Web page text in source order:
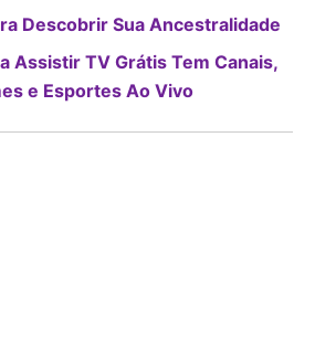
Descobrir Sua Ancestralidade
Assistir TV Grátis Tem Canais,
e Esportes Ao Vivo